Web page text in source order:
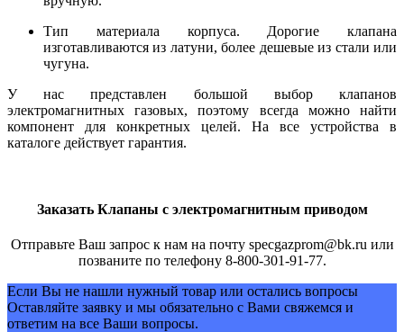
Тип материала корпуса. Дорогие клапана
изготавливаются из латуни, более дешевые из стали или
чугуна.
У нас представлен большой выбор клапанов
электромагнитных газовых, поэтому всегда можно найти
компонент для конкретных целей. На все устройства в
каталоге действует гарантия.
Заказать Клапаны c электромагнитным приводом
Отправьте Ваш запрос к нам на почту specgazprom@bk.ru или
позваните по телефону 8-800-301-91-77.
Если Вы не нашли нужный товар или остались вопросы
Оставляйте заявку и мы обязательно с Вами свяжемся и
ответим на все Ваши вопросы.